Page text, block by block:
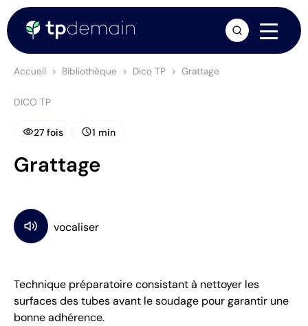
Accueil Bibliothèque Dico TP Grattage
DICO TP
visibility27 fois schedule1 min
Grattage
Technique préparatoire consistant à nettoyer les
surfaces des tubes avant le soudage pour garantir une
bonne adhérence.
arrow_forward